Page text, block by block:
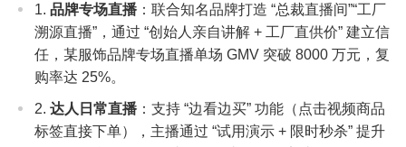
品牌专场直播 ：联合知名品牌打造 “总裁直播间”“工厂
溯源直播”，通过 “创始人亲自讲解 + 工厂直供价” 建立信
任，某服饰品牌专场直播单场 GMV 突破 8000 万元，复
购率达 25%。
达人日常直播 ：支持 “边看边买” 功能（点击视频商品
标签直接下单），主播通过 “试用演示 + 限时秒杀” 提升